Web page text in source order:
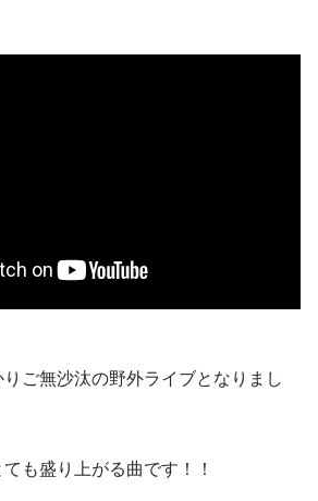
ご無沙汰の野外ライブとなりまし
も盛り上がる曲です！！